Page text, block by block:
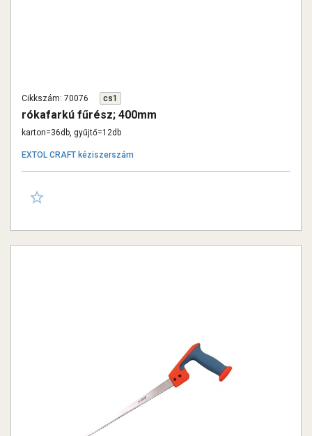
Cikkszám: 70076 cs1
rókafarkú fűrész; 400mm
karton=36db, gyűjtő=12db
EXTOL CRAFT kéziszerszám